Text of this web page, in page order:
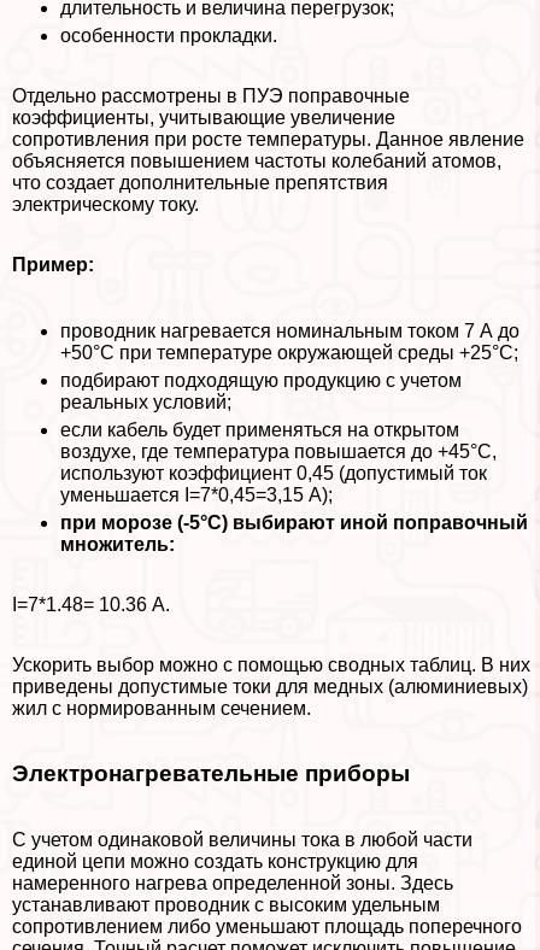
длительность и величина перегрузок;
особенности прокладки.
Отдельно рассмотрены в ПУЭ поправочные
коэффициенты, учитывающие увеличение
сопротивления при росте температуры. Данное явление
объясняется повышением частоты колебаний атомов,
что создает дополнительные препятствия
электрическому току.
Пример:
проводник нагревается номинальным током 7 А до
+50°C при температуре окружающей среды +25°C;
подбирают подходящую продукцию с учетом
реальных условий;
если кабель будет применяться на открытом
воздухе, где температура повышается до +45°C,
используют коэффициент 0,45 (допустимый ток
уменьшается I=7*0,45=3,15 А);
при морозе (-5°С) выбирают иной поправочный
множитель:
I=7*1.48= 10.36 А.
Ускорить выбор можно с помощью сводных таблиц. В них
приведены допустимые токи для медных (алюминиевых)
жил с нормированным сечением.
Электронагревательные приборы
С учетом одинаковой величины тока в любой части
единой цепи можно создать конструкцию для
намеренного нагрева определенной зоны. Здесь
устанавливают проводник с высоким удельным
сопротивлением либо уменьшают площадь поперечного